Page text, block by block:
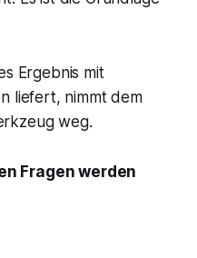
Ergebnis mit
liefert, nimmt dem
weg.
Fragen werden